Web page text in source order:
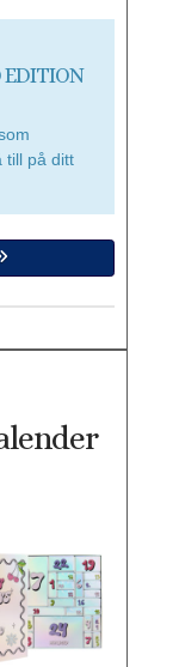
EDITION
till på ditt